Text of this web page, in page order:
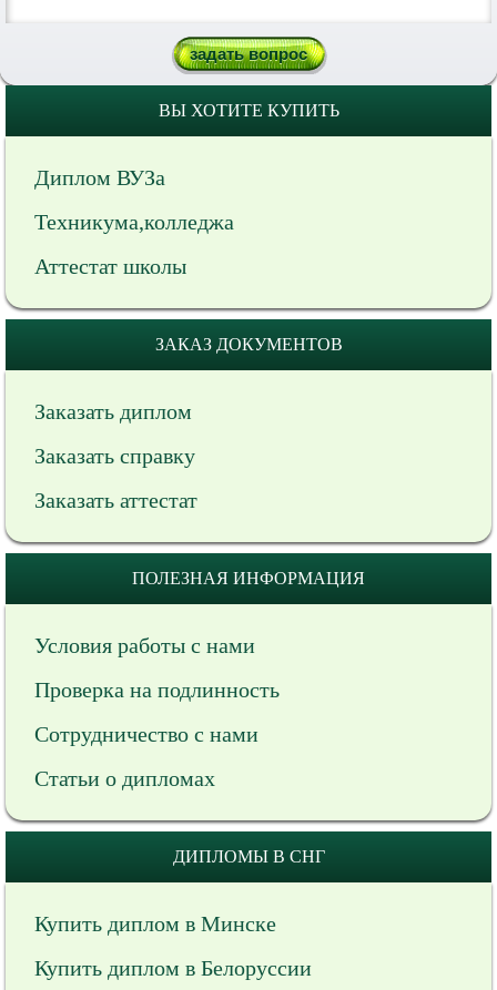
ВЫ ХОТИТЕ КУПИТЬ
Диплом ВУЗа
Техникума,колледжа
Аттестат школы
ЗАКАЗ ДОКУМЕНТОВ
Заказать диплом
Заказать справку
Заказать аттестат
ПОЛЕЗНАЯ ИНФОРМАЦИЯ
Условия работы с нами
Проверка на подлинность
Сотрудничество с нами
Статьи о дипломах
ДИПЛОМЫ В СНГ
Купить диплом в Минске
Купить диплом в Белоруссии